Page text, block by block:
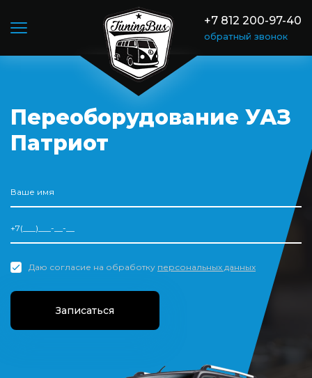
+7 812 200-97-40
обратный звонок
Переоборудование УАЗ
Патриот
Даю согласие на обработку персональных данных
Записаться